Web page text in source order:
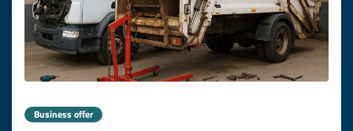
Business offer